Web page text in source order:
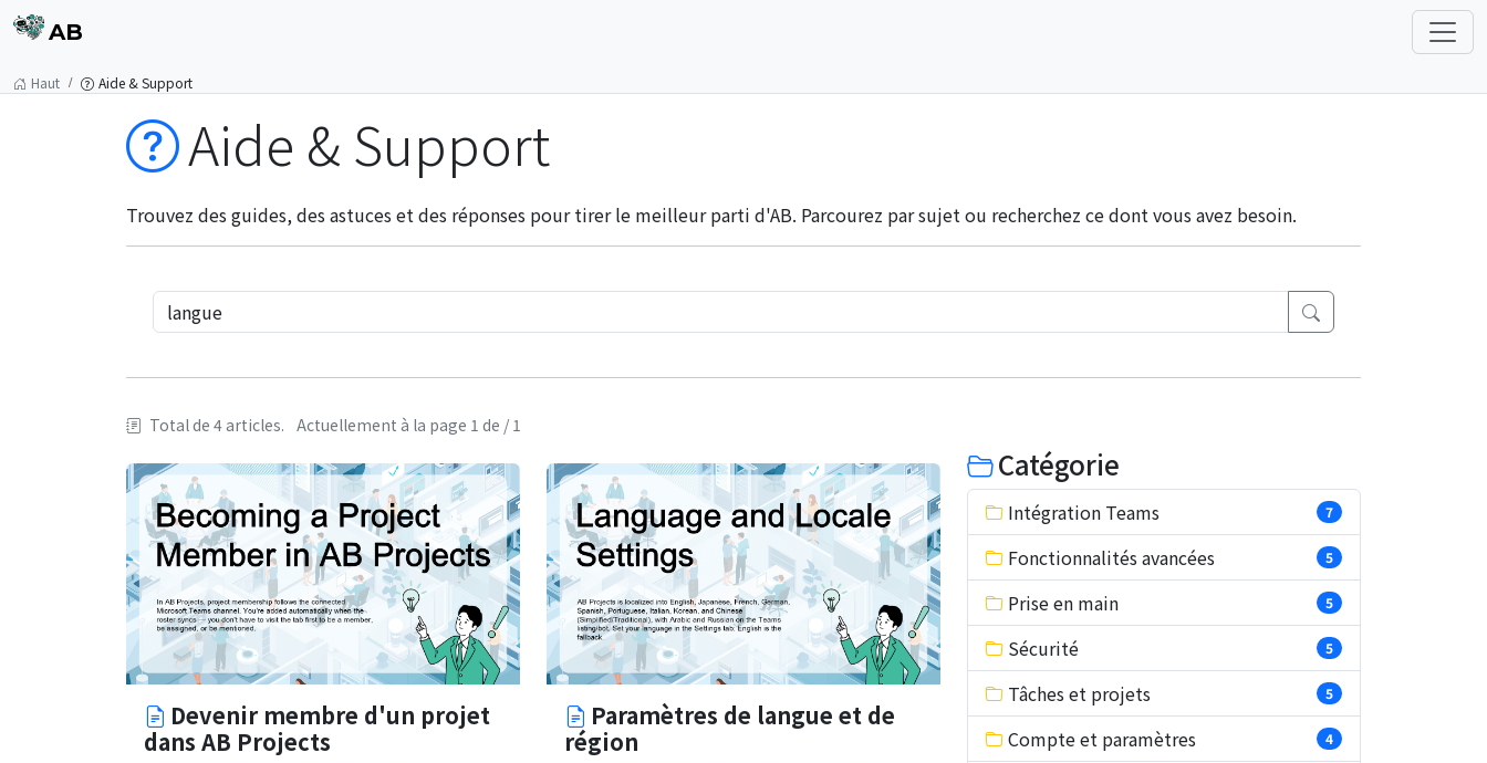
AB
Haut Aide & Support
Aide & Support
Trouvez des guides, des astuces et des réponses pour tirer le meilleur parti d'AB. Parcourez par sujet ou recherchez ce dont vous avez besoin.
Total de 4 articles. Actuellement à la page 1 de / 1
Devenir membre d'un projet
dans AB Projects
Paramètres de langue et de
région
Catégorie
Intégration Teams 7
Fonctionnalités avancées 5
Prise en main 5
Sécurité 5
Tâches et projets 5
Compte et paramètres 4